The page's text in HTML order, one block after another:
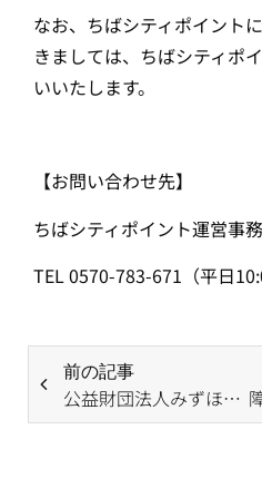
なお、ちばシティポイント
きましては、ちばシティポ
いいたします。
【お問い合わせ先】
ちばシティポイント運営事
TEL 0570-783-671（平日
前の記事
公益財団法人みずほ教育福祉財団 第3回「ボランティア活動資金助成事業」（令和8年度）